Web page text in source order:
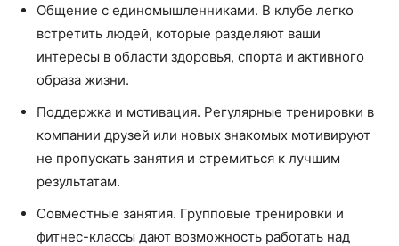
Общение с единомышленниками. В клубе легко
встретить людей, которые разделяют ваши
интересы в области здоровья, спорта и активного
образа жизни.
Поддержка и мотивация. Регулярные тренировки в
компании друзей или новых знакомых мотивируют
не пропускать занятия и стремиться к лучшим
результатам.
Совместные занятия. Групповые тренировки и
фитнес-классы дают возможность работать над